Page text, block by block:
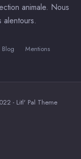
animale. Nous
alentours.
Blog
Mentions
- Litl' Pal Theme